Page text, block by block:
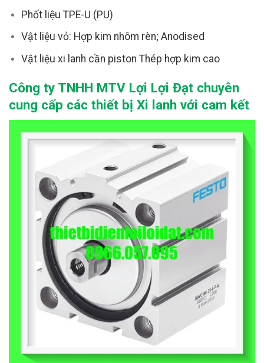
Phốt liệu TPE-U (PU)
Vật liệu vỏ: Hợp kim nhôm rèn; Anodised
Vật liệu xi lanh cần piston Thép hợp kim cao
Công ty TNHH MTV Lợi Lợi Đạt chuyên
cung cấp các thiết bị Xi lanh với cam kết